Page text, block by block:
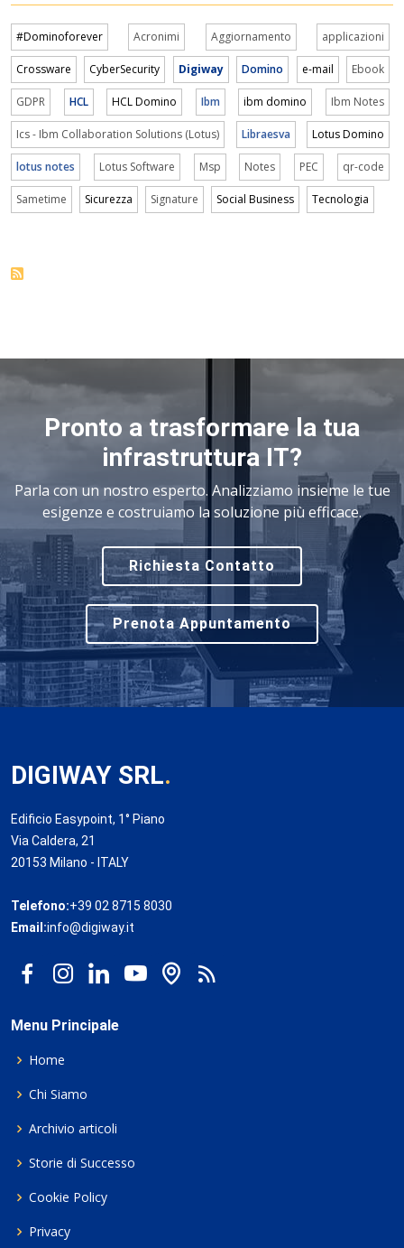
#Dominoforever Acronimi Aggiornamento applicazioni
Crossware CyberSecurity Digiway Domino e-mail Ebook
GDPR HCL HCL Domino Ibm ibm domino Ibm Notes
Ics - Ibm Collaboration Solutions (Lotus) Libraesva Lotus Domino
lotus notes Lotus Software Msp Notes PEC qr-code
Sametime Sicurezza Signature Social Business Tecnologia
Pronto a trasformare la tua
infrastruttura IT?
Parla con un nostro esperto. Analizziamo insieme le tue
esigenze e costruiamo la soluzione più efficace.
Richiesta Contatto
Prenota Appuntamento
DIGIWAY SRL.
Edificio Easypoint, 1° Piano
Via Caldera, 21
20153 Milano - ITALY
Telefono:+39 02 8715 8030
Email:info@digiway.it
Menu Principale
Home
Chi Siamo
Archivio articoli
Storie di Successo
Cookie Policy
Privacy